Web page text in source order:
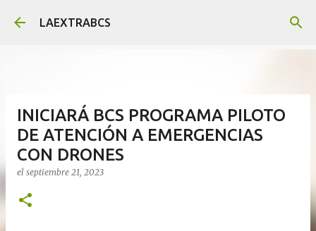
Ir al contenido principal
LAEXTRABCS
INICIARÁ BCS PROGRAMA PILOTO
DE ATENCIÓN A EMERGENCIAS
CON DRONES
el septiembre 21, 2023